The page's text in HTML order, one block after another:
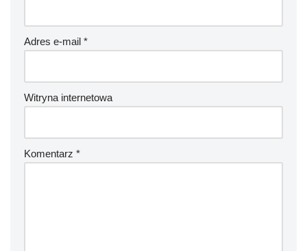
Adres e-mail *
Witryna internetowa
Komentarz *